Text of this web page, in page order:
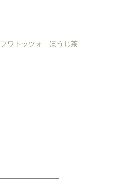
フワトッツォ ほうじ茶